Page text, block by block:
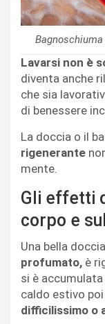
Lavarsi non è
diventa anche
che sia
di benessere
La doccia o il
rigenerante
mente.
Gli effetti
corpo e
Una bella
profumato, è
si è
caldo estivo poi
difficilissimo o